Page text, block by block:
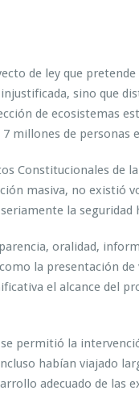
de ley que
sino que
de ecosistemas
millones de personas
Constitucionales de
masiva, no existió
la seguridad
oralidad,
la presentación de
el alcance del
permitió la
habían viajado
adecuado de las